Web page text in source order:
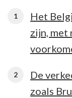
Het
zijn, met
De
zoals